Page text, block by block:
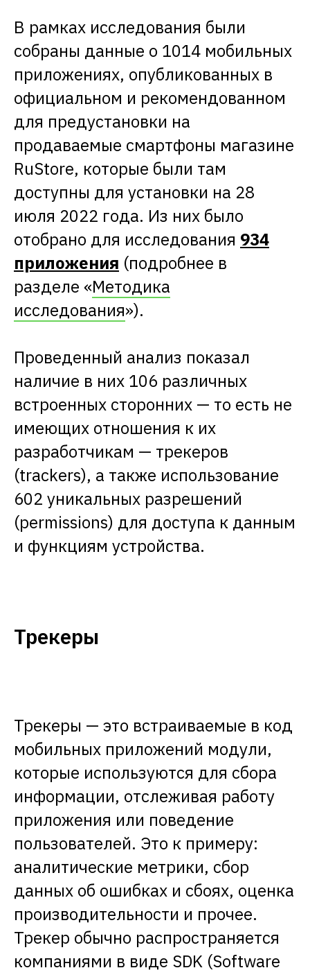
В рамках исследования были
собраны данные о 1014 мобильных
приложениях, опубликованных в
официальном и рекомендованном
для предустановки на
продаваемые смартфоны магазине
RuStore, которые были там
доступны для установки на 28
июля 2022 года. Из них было
отобрано для исследования 934
приложения (подробнее в
разделе «Методика
исследования»).
Проведенный анализ показал
наличие в них 106 различных
встроенных сторонних — то есть не
имеющих отношения к их
разработчикам — трекеров
(trackers), а также использование
602 уникальных разрешений
(permissions) для доступа к данным
и функциям устройства.
Трекеры
Трекеры — это встраиваемые в код
мобильных приложений модули,
которые используются для сбора
информации, отслеживая работу
приложения или поведение
пользователей. Это к примеру:
аналитические метрики, сбор
данных об ошибках и сбоях, оценка
производительности и прочее.
Трекер обычно распространяется
компаниями в виде SDK (Software